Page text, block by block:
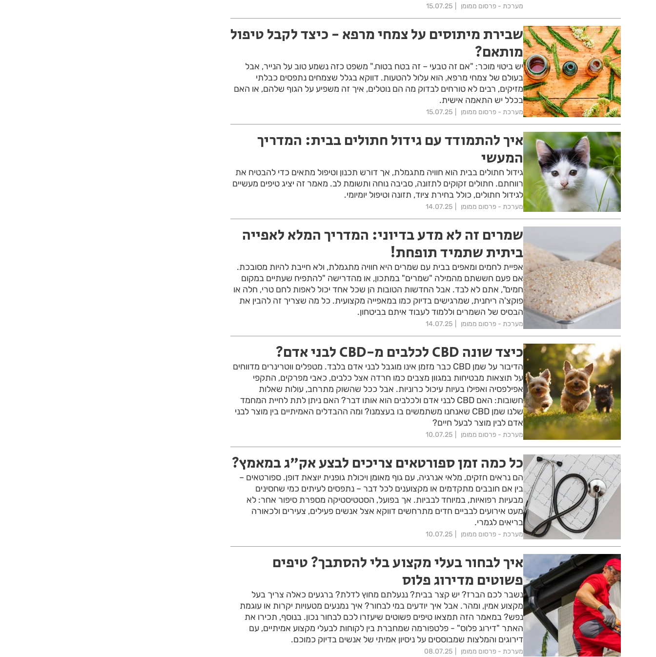
מערכת - פרסום ממומן 15.07.25
שבירת מיתוסים על צמחי מרפא - כיצד לקבל טיפול
מותאם?
יש ביטוי מוכר: "אם זה טבעי – זה בטח בטוח." משפט כזה נשמע טוב על הנייר, אבל
בעולם של צמחי מרפא, הוא עלול להטעות. דווקא בגלל שצמחים נתפסים כבלתי
מזיקים, רבים לא טורחים לבדוק מה הם נוטלים, איך זה משפיע על הגוף שלהם, או האם
בכלל יש התאמה אישית.
מערכת - פרסום ממומן 15.07.25
איך להתמודד עם גידול חתולים בבית: המדריך
המעשי
גידול חתולים בבית הוא חוויה מתגמלת, אך דורש תכנון וטיפול מתאים כדי להבטיח את
רווחתם. חתולים זקוקים לתזונה, סביבה נוחה ותשומת לב. מאמר זה יציג טיפים מעשיים
לגידול חתולים, כולל בחירת ציוד, תזונה וטיפול יומיומי.
מערכת - פרסום ממומן 14.07.25
שמרים זה לא מדע בדיוני: המדריך המלא לאפייה
ביתית שתמיד תופחת!
אפיית לחמים ומאפים בבית עם שמרים היא חוויה מתגמלת, ולא חייבת להיות מסובכת.
אם פעם חששתם מהמילה "שמרים" במתכון, או מהדרישה "להתפיח שעתיים במקום
חמים", אתם לא לבד. אבל החדשות הטובות הן שכל אחד יכול לאפות לחם טרי, חלה או
פוקצ'ה ריחנית, שמרגישים בדיוק כמו במאפייה מקצועית. כל מה שצריך זה להבין את
הבסיס של השמרים וללמוד לעבוד איתם בביטחון.
מערכת - פרסום ממומן 14.07.25
כיצד שונה CBD לכלבים מ-CBD לבני אדם?
הדיבור על שמן CBD כבר מזמן אינו מוגבל לבני אדם בלבד. מטפלים ווטרינרים מדווחים
על תוצאות מבטיחות במגוון מצבים כמו חרדה אצל כלבים, כאבי מפרקים, התקפי
אפילפסיה ואפילו בעיות עיכול כרוניות. אבל ככל שהשוק מתרחב, עולות שאלות
חשובות: האם CBD לבני אדם ולכלבים הוא אותו דבר? האם ניתן לתת לחיית המחמד
שלנו שמן CBD שאנחנו משתמשים בו בעצמנו? ומה ההבדלים האמיתיים בין מוצר לבני
אדם לבין מוצר לבעל חיים?
מערכת - פרסום ממומן 10.07.25
כל כמה זמן ספורטאים צריכים לבצע אק"ג במאמץ?
הם נראים חזקים, מלאי אנרגיה, עם גוף מאומן ויכולת גופנית יוצאת דופן. ספורטאים –
בין אם חובבים מתקדמים או מקצוענים לכל דבר – נתפסים לעיתים כמי שחסינים
מבעיות רפואיות, במיוחד לבביות. אך בפועל, הסטטיסטיקה מספרת סיפור אחר: לא
מעט אירועים לבביים חדים מתרחשים דווקא אצל אנשים פעילים, צעירים ולכאורה
בריאים לגמרי.
מערכת - פרסום ממומן 10.07.25
איך לבחור בעלי מקצוע בלי להסתבך? טיפים
פשוטים מדירוג פלוס
נשבר לכם הברז? יש קצר בבית? ננעלתם מחוץ לדלת? ברגעים כאלה צריך בעל
מקצוע אמין, ומהר. אבל איך יודעים במי לבחור? איך נמנעים מטעויות יקרות או עוגמת
נפש? במאמר הזה תמצאו טיפים פשוטים שיעזרו לכם לבחור נכון. בנוסף, תכירו את
האתר "דירוג פלוס" - פלטפורמה שמחברת בין לקוחות לבעלי מקצוע אמיתיים, עם
דירוגים והמלצות שמבוססים על ניסיון אמיתי של אנשים בדיוק כמוכם.
מערכת - פרסום ממומן 08.07.25